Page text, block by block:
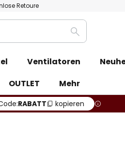
Retoure
Suche
Ventilatoren
OUTLET
Mehr
RABATT kopieren